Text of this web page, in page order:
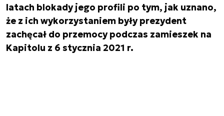
latach blokady jego profili po tym, jak uznano,
że z ich wykorzystaniem były prezydent
zachęcał do przemocy podczas zamieszek na
Kapitolu z 6 stycznia 2021 r.